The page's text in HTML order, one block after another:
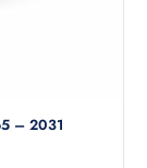
– 2031